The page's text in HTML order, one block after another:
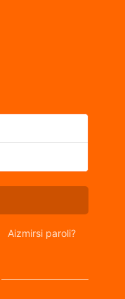
Aizmirsi paroli?